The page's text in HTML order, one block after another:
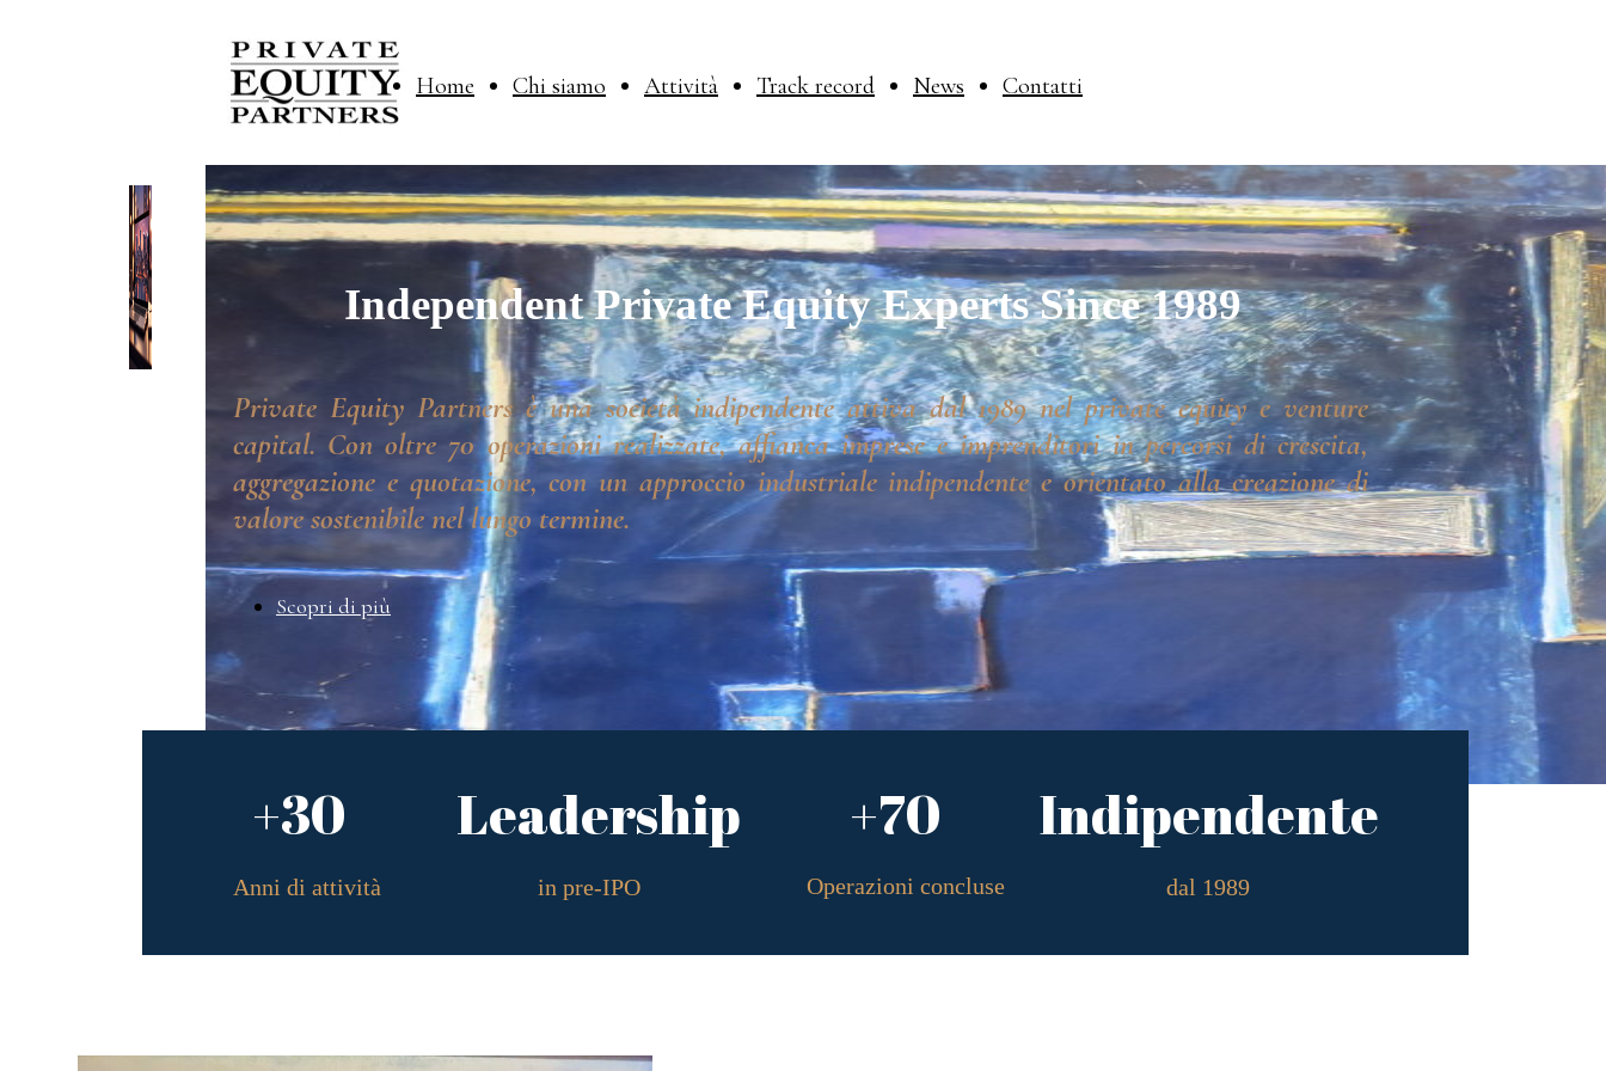
Home Chi siamo Attività Track record News Contatti
Independent Private Equity Experts Since 1989
Private Equity Partners è una società indipendente attiva dal 1989 nel private equity e venture
capital. Con oltre 70 operazioni realizzate, affianca imprese e imprenditori in percorsi di crescita,
aggregazione e quotazione, con un approccio industriale indipendente e orientato alla creazione di
valore sostenibile nel lungo termine.
Scopri di più
Indipendente
+70
Leadership
+30
Operazioni concluse dal 1989
in pre-IPO
Anni di attività